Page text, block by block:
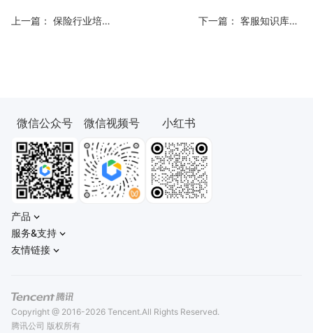
上一篇： 保险行业培训知识库：业务员上手周期缩短的实战方法 下一篇： 客服知识库实战：FAQ 命中率从 60% 提到 95% 的完整方法
微信公众号 微信视频号 小红书
产品
服务&支持
友情链接
Copyright @ 2016-2026 Tencent.All Rights Reserved.
腾讯公司 版权所有